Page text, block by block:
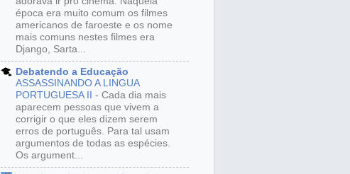
época era muito comum os filmes
americanos de faroeste e os nome
mais comuns nestes filmes era
Django, Sarta...
Debatendo a Educação
ASSASSINANDO A LINGUA
PORTUGUESA II - Cada dia mais
aparecem pessoas que vivem a
corrigir o que eles dizem serem
erros de português. Para tal usam
argumentos de todas as espécies.
Os argument...